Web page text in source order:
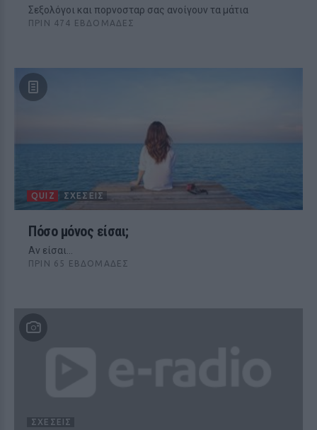
Σεξολόγοι και ποpνοσταρ σας ανοίγουν τα μάτια
ΠΡΙΝ 474 ΕΒΔΟΜΆΔΕΣ
QUIZ ΣΧΈΣΕΙΣ
Πόσο μόνος είσαι;
Αν είσαι...
ΠΡΙΝ 65 ΕΒΔΟΜΆΔΕΣ
ΣΧΈΣΕΙΣ